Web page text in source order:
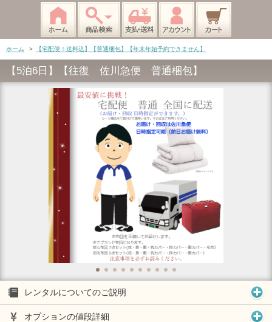
ホーム > 【宅配便！送料込】【普通梱包】【年末年始予約できません】
【5泊6日】【往復 佐川急便 普通梱包】
レンタルについてのご説明
オプションの値段詳細